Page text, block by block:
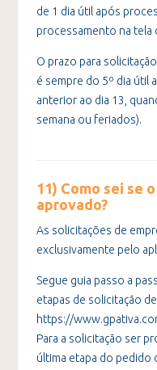
de 1 dia útil após
processamento na tela
O prazo para
é sempre do 5º dia útil
anterior ao dia 13,
semana ou feriados).
11) Como sei se
aprovado?
As solicitações de
exclusivamente pelo
Segue guia passo a
etapas de solicitação
https://
Para a solicitação ser
última etapa do pedido